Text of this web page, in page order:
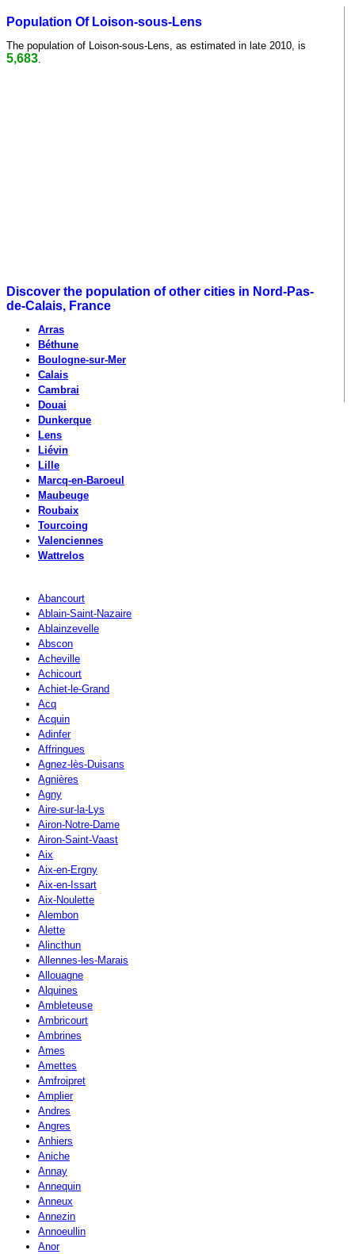
Population Of Loison-sous-Lens
The population of Loison-sous-Lens, as estimated in late 2010, is
5,683
Discover the population of other cities in Nord-Pas-
de-Calais, France
Arras
Béthune
Boulogne-sur-Mer
Calais
Cambrai
Douai
Dunkerque
Lens
Liévin
Lille
Marcq-en-Baroeul
Maubeuge
Roubaix
Tourcoing
Valenciennes
Wattrelos
Abancourt
Ablain-Saint-Nazaire
Ablainzevelle
Abscon
Acheville
Achicourt
Achiet-le-Grand
Acq
Acquin
Adinfer
Affringues
Agnez-lès-Duisans
Agnières
Agny
Aire-sur-la-Lys
Airon-Notre-Dame
Airon-Saint-Vaast
Aix
Aix-en-Ergny
Aix-en-Issart
Aix-Noulette
Alembon
Alette
Alincthun
Allennes-les-Marais
Allouagne
Alquines
Ambleteuse
Ambricourt
Ambrines
Ames
Amettes
Amfroipret
Amplier
Andres
Angres
Anhiers
Aniche
Annay
Annequin
Anneux
Annezin
Annoeullin
Anor